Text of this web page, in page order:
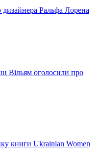
Ральфа Лорена
Вільям оголосили про
книги Ukrainian Women